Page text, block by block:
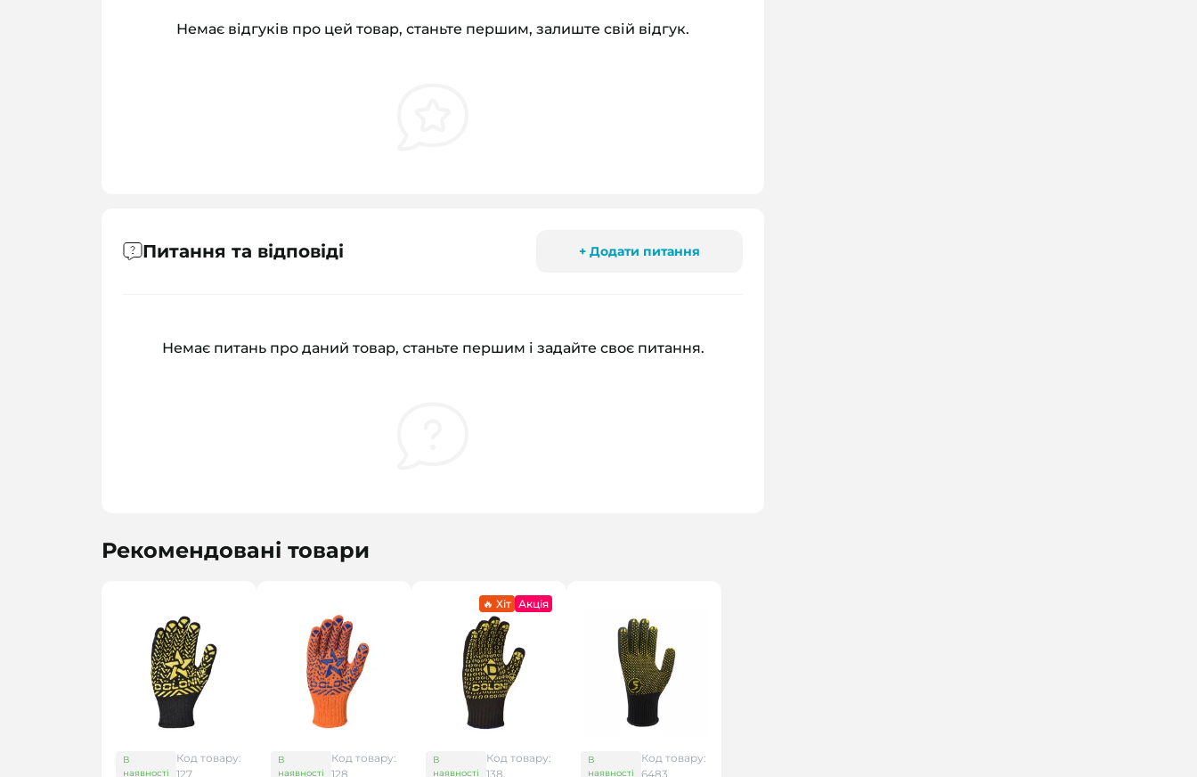
Немає відгуків про цей товар, станьте першим, залиште свій відгук.
Питання та відповіді + Додати питання
Немає питань про даний товар, станьте першим і задайте своє питання.
Рекомендовані товари
В
наявності
Код товару:
127
В
наявності
Код товару:
128
🔥 Хіт Акція
В
наявності
Код товару:
138
В
наявності
Код товару:
6483